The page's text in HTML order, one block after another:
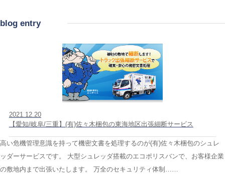
blog entry
2021.12.20
【愛知/岐阜/三重】(有)佐々木梱包の東海地区出張細断サービス
高い危機管理意識を持って機密文書を処理するのが(有)佐々木梱包のシュレ
ッダーサービスです。 大型シュレッダ搭載のエコポリスバンで、お客様企業
の敷地内まで出張いたします。 万全のセキュリティ体制……